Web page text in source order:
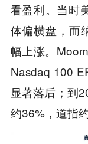
看盈利。当时
体偏横盘，而
幅上涨。
Nasdaq 100
显著落后；到
约36%，道指